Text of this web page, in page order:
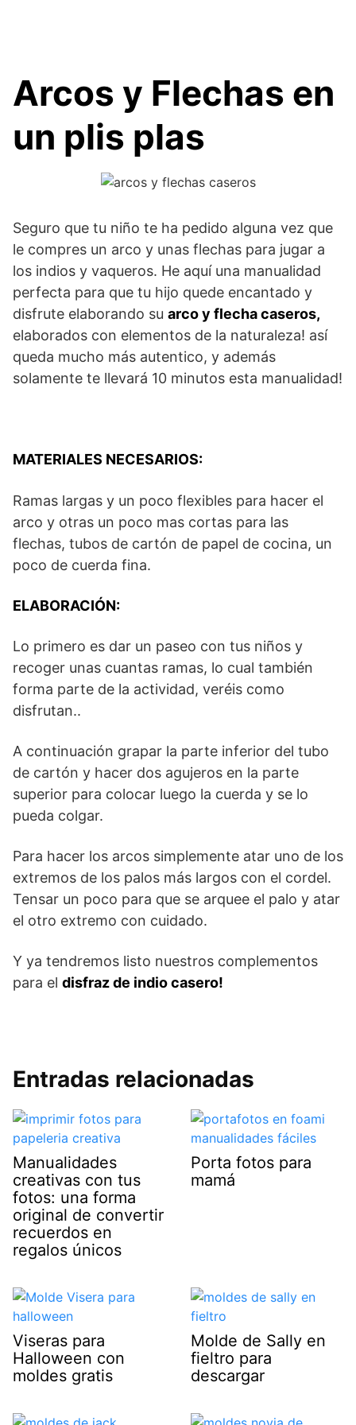
Arcos y Flechas en
un plis plas
Seguro que tu niño te ha pedido alguna vez que
le compres un arco y unas flechas para jugar a
los indios y vaqueros. He aquí una manualidad
perfecta para que tu hijo quede encantado y
disfrute elaborando su arco y flecha caseros,
elaborados con elementos de la naturaleza! así
queda mucho más autentico, y además
solamente te llevará 10 minutos esta manualidad!
MATERIALES NECESARIOS:
Ramas largas y un poco flexibles para hacer el
arco y otras un poco mas cortas para las
flechas, tubos de cartón de papel de cocina, un
poco de cuerda fina.
ELABORACIÓN:
Lo primero es dar un paseo con tus niños y
recoger unas cuantas ramas, lo cual también
forma parte de la actividad, veréis como
disfrutan..
A continuación grapar la parte inferior del tubo
de cartón y hacer dos agujeros en la parte
superior para colocar luego la cuerda y se lo
pueda colgar.
Para hacer los arcos simplemente atar uno de los
extremos de los palos más largos con el cordel.
Tensar un poco para que se arquee el palo y atar
el otro extremo con cuidado.
Y ya tendremos listo nuestros complementos
para el disfraz de indio casero!
Entradas relacionadas
Manualidades
creativas con tus
fotos: una forma
original de convertir
recuerdos en
regalos únicos
Porta fotos para
mamá
Viseras para
Halloween con
moldes gratis
Molde de Sally en
fieltro para
descargar